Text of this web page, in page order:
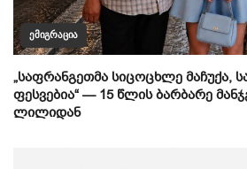
ᲔᲛᲘᲒᲠᲐᲪᲘᲐ
„საფრანგეთმა სიცოცხლე მაჩუქა,
ფესვებია“ — 15 წლის ბარბარე
ლილიდან